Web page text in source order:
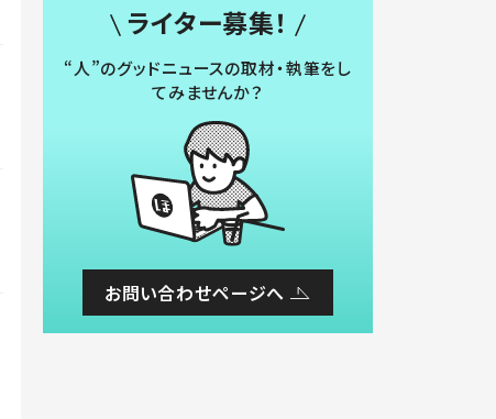
ライター募集！
“人”のグッドニュースの取材・執筆をし
てみませんか？
お問い合わせページへ